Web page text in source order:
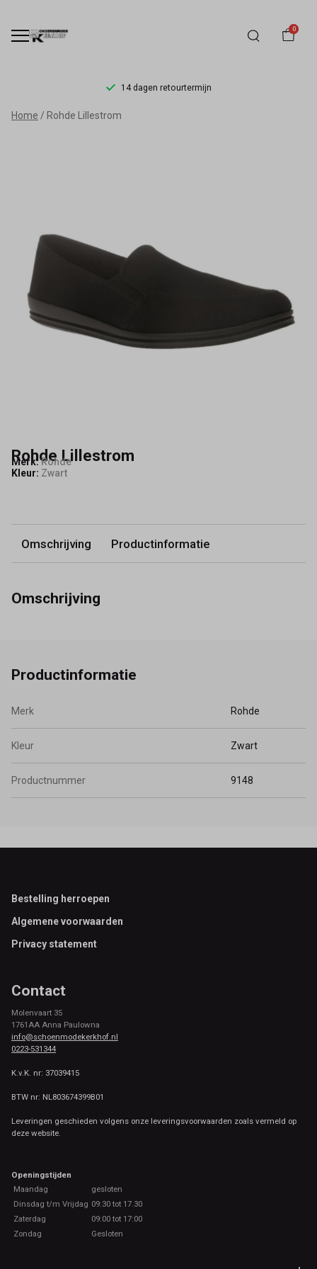
0
14 dagen retourtermijn
Rohde
Kerkhof
Home Rohde Lillestrom
Rohde Lillestrom
Merk:Rohde
Kleur: Zwart
Omschrijving Productinformatie
Omschrijving
Productinformatie
Merk Rohde
Kleur Zwart
Productnummer 9148
Footer
Bestelling herroepen
Algemene voorwaarden
Privacy statement
Contact
Molenvaart 35
1761AA Anna Paulowna
info@schoenmodekerkhof.nl
0223-531344
K.v.K. nr: 37039415
BTW nr: NL803674399B01
Leveringen geschieden volgens onze leveringsvoorwaarden zoals vermeld op
deze website.
Openingstijden
Maandag
gesloten
Dinsdag t/m Vrijdag 09:30 tot 17.30
Zaterdag
09:00 tot 17:00
Zondag
Gesloten